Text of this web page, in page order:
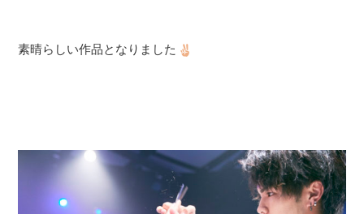
素晴らしい作品となりました